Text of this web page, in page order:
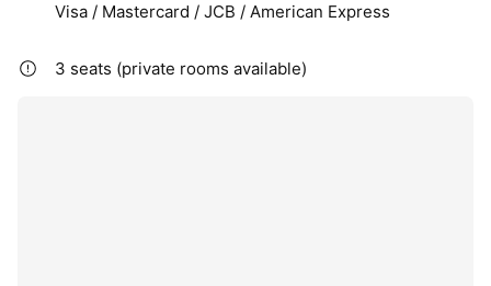
Visa / Mastercard / JCB / American Express
3 seats (private rooms available)